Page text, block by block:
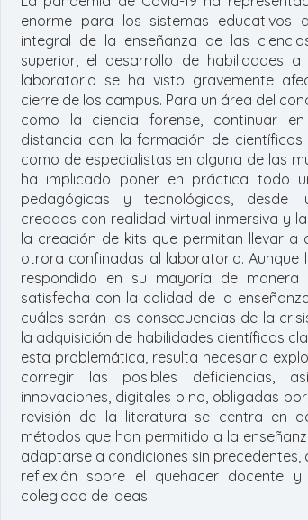
enorme para los sistemas educativos
integral de la enseñanza de las
superior, el desarrollo de habilidades
laboratorio se ha visto gravemente
cierre de los campus. Para un área del
como la ciencia forense, continuar
distancia con la formación de
como de especialistas en alguna de las
ha implicado poner en práctica todo
pedagógicas y tecnológicas, desde
creados con realidad virtual inmersiva y
la creación de kits que permitan llevar a
otrora confinadas al laboratorio. Aunque
respondido en su mayoría de manera
satisfecha con la calidad de la
cuáles serán las consecuencias de la
la adquisición de habilidades científicas
esta problemática, resulta necesario
corregir las posibles deficiencias,
innovaciones, digitales o no, obligadas
revisión de la literatura se centra en
métodos que han permitido a la
adaptarse a condiciones sin precedentes,
reflexión sobre el quehacer docente
colegiado de ideas.